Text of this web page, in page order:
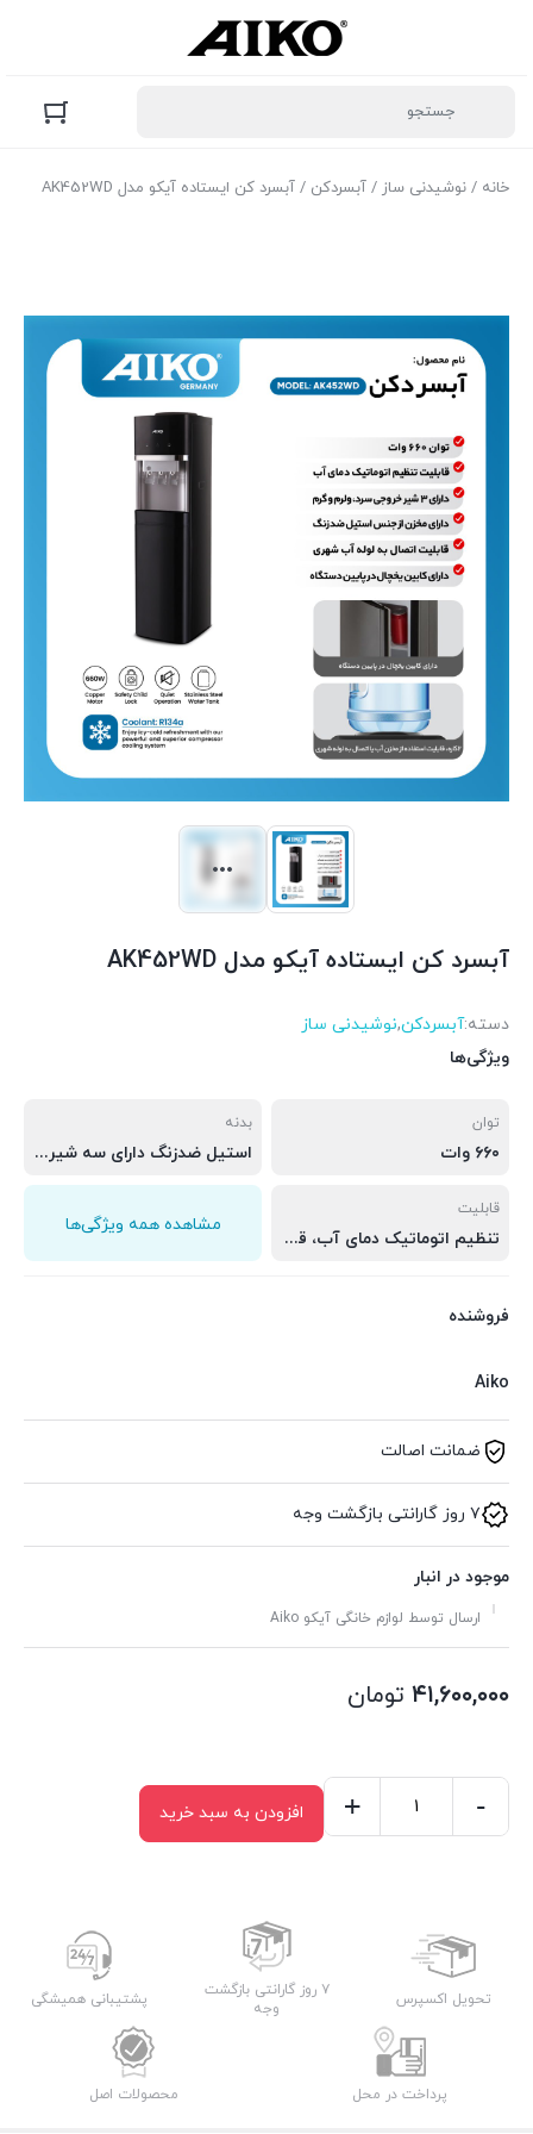
خانه / نوشیدنی ساز / آبسردکن / آبسرد کن ایستاده آیکو مدل AK452WD
آبسرد کن ایستاده آیکو مدل AK452WD
دسته:آبسردکن,نوشیدنی ساز
ویژگی‌ها
توان
۶۶۰ وات
بدنه
استیل ضدزنگ دارای سه شیر خروجی سرد، گرم و ولرم
قابلیت
تنظیم اتوماتیک دمای آب، قابلیت اتصال به لوله آب شهری، دارای کابین یخچال در پایین دستگاه
مشاهده همه ویژگی‌ها
فروشنده
Aiko
ضمانت اصالت
۷ روز گارانتی بازگشت وجه
موجود در انبار
ارسال توسط لوازم خانگی آیکو Aiko
۴۱,۶۰۰,۰۰۰ تومان
AK452WD
-
+ افزودن به سبد خرید
تحویل اکسپرس
۷ روز گارانتی بازگشت
وجه
پشتیبانی همیشگی
پرداخت در محل محصولات اصل